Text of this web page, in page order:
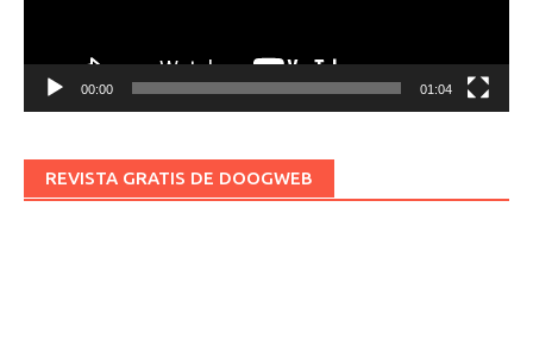
00:00 01:04
REVISTA GRATIS DE DOOGWEB